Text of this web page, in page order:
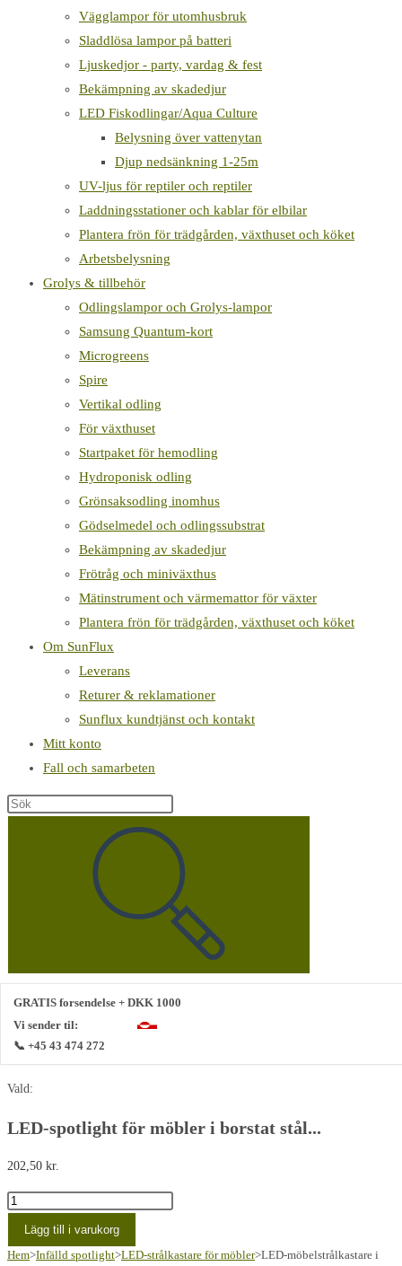
Vägglampor för utomhusbruk
Sladdlösa lampor på batteri
Ljuskedjor - party, vardag & fest
Bekämpning av skadedjur
LED Fiskodlingar/Aqua Culture
Belysning över vattenytan
Djup nedsänkning 1-25m
UV-ljus för reptiler och reptiler
Laddningsstationer och kablar för elbilar
Plantera frön för trädgården, växthuset och köket
Arbetsbelysning
Grolys & tillbehör
Odlingslampor och Grolys-lampor
Samsung Quantum-kort
Microgreens
Spire
Vertikal odling
För växthuset
Startpaket för hemodling
Hydroponisk odling
Grönsaksodling inomhus
Gödselmedel och odlingssubstrat
Bekämpning av skadedjur
Frötråg och miniväxthus
Mätinstrument och värmemattor för växter
Plantera frön för trädgården, växthuset och köket
Om SunFlux
Leverans
Returer & reklamationer
Sunflux kundtjänst och kontakt
Mitt konto
Fall och samarbeten
Sök
GRATIS forsendelse + DKK 1000
Vi sender til:
📞 +45 43 474 272
Vald:
LED-spotlight för möbler i borstat stål...
202,50 kr.
Børstet
LED
Lägg till i varukorg
Hem>Infälld spotlight>LED-strålkastare för möbler>LED-möbelstrålkastare i